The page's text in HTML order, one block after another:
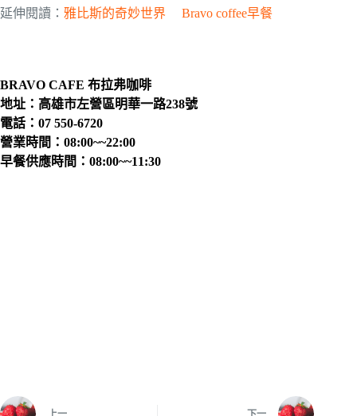
延伸閱讀： 雅比斯的奇妙世界 Bravo coffee早餐
BRAVO CAFE 布拉弗咖啡
地址：高雄市左營區明華一路238號
電話：07 550-6720
營業時間：08:00~~22:00
早餐供應時間：08:00~~11:30